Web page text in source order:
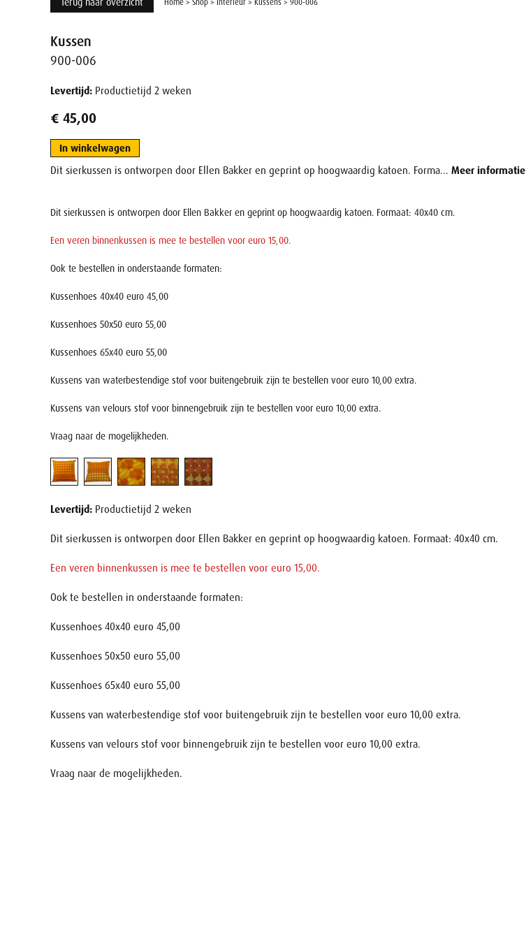
Home > Shop > Interieur > Kussens > 900-006
Kussen
900-006
Levertijd: Productietijd 2 weken
€ 45,00
In winkelwagen
Dit sierkussen is ontworpen door Ellen Bakker en geprint op hoogwaardig katoen. Forma... Meer informatie
Dit sierkussen is ontworpen door Ellen Bakker en geprint op hoogwaardig katoen. Formaat: 40x40 cm.
Een veren binnenkussen is mee te bestellen voor euro 15,00.
Ook te bestellen in onderstaande formaten:
Kussenhoes 40x40 euro 45,00
Kussenhoes 50x50 euro 55,00
Kussenhoes 65x40 euro 55,00
Kussens van waterbestendige stof voor buitengebruik zijn te bestellen voor euro 10,00 extra.
Kussens van velours stof voor binnengebruik zijn te bestellen voor euro 10,00 extra.
Vraag naar de mogelijkheden.
Levertijd: Productietijd 2 weken
Dit sierkussen is ontworpen door Ellen Bakker en geprint op hoogwaardig katoen. Formaat: 40x40 cm.
Een veren binnenkussen is mee te bestellen voor euro 15,00.
Ook te bestellen in onderstaande formaten:
Kussenhoes 40x40 euro 45,00
Kussenhoes 50x50 euro 55,00
Kussenhoes 65x40 euro 55,00
Kussens van waterbestendige stof voor buitengebruik zijn te bestellen voor euro 10,00 extra.
Kussens van velours stof voor binnengebruik zijn te bestellen voor euro 10,00 extra.
Vraag naar de mogelijkheden.